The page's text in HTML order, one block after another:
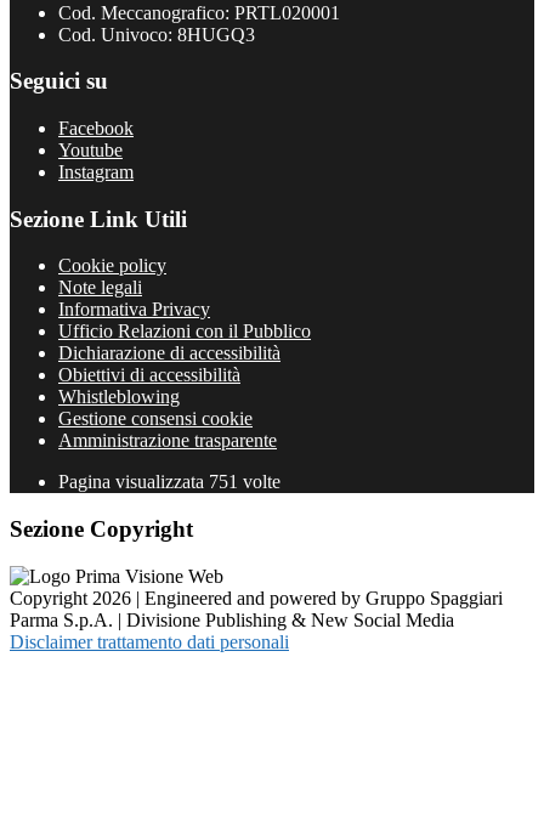
Cod. Meccanografico: PRTL020001
Cod. Univoco: 8HUGQ3
Seguici su
Facebook
Youtube
Instagram
Sezione Link Utili
Cookie policy
Note legali
Informativa Privacy
Ufficio Relazioni con il Pubblico
Dichiarazione di accessibilità
Obiettivi di accessibilità
Whistleblowing
Gestione consensi cookie
Amministrazione trasparente
Pagina visualizzata 751 volte
Sezione Copyright
Copyright 2026 | Engineered and powered by Gruppo Spaggiari
Parma S.p.A. | Divisione Publishing & New Social Media
Disclaimer trattamento dati personali